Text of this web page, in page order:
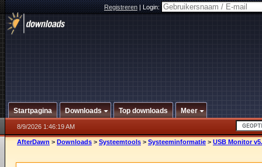
Registreren|Login:
Startpagina Downloads Top downloads Meer
8/9/2026 1:46:19 AM
AfterDawn > Downloads > Systeemtools > Systeeminformatie > USB Monitor